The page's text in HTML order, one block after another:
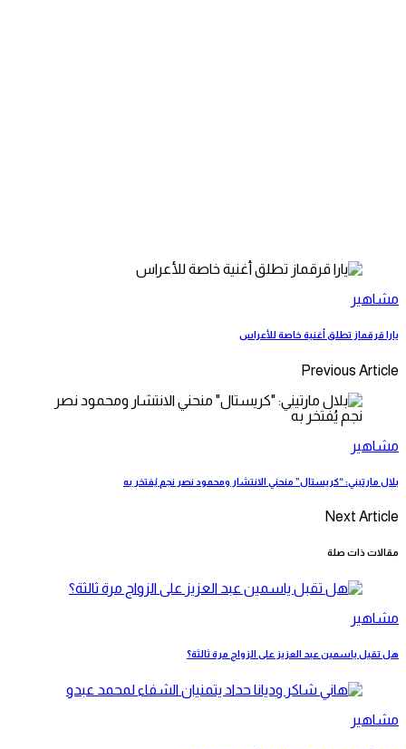
مشاهير
يارا قرقماز تطلق أغنية خاصة للأعراس
Previous Article
مشاهير
بلال مارتيني: “كريستال” منحني الانتشار ومحمود نصر نجم يُفتخر به
Next Article
مقالات ذات صلة
مشاهير
هل تقبل ياسمين عبد العزيز على الزواج مرة ثالثة؟
مشاهير